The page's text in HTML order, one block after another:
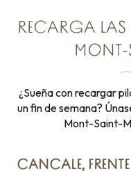
RECARGA LAS
MONT-
¿Sueña con recargar
un fin de semana?
Mont-Saint-
CANCALE,